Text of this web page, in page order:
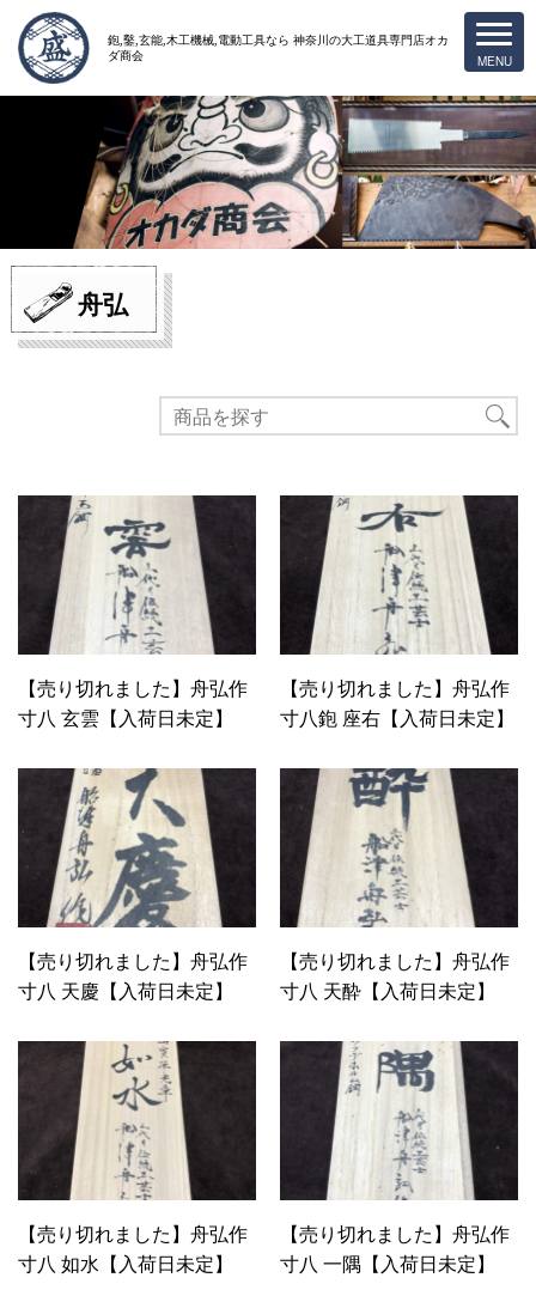
鉋,鑿,玄能,木工機械,電動工具なら 神奈川の大工道具専門店オカ
ダ商会
舟弘
【売り切れました】舟弘作
寸八 玄雲【入荷日未定】
【売り切れました】舟弘作
寸八鉋 座右【入荷日未定】
【売り切れました】舟弘作
寸八 天慶【入荷日未定】
【売り切れました】舟弘作
寸八 天酔【入荷日未定】
【売り切れました】舟弘作
寸八 如水【入荷日未定】
【売り切れました】舟弘作
寸八 一隅【入荷日未定】